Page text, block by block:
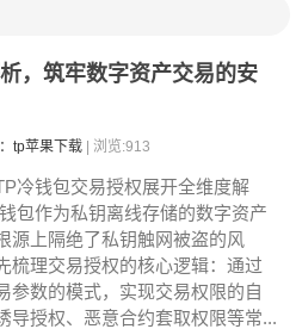
，筑牢数字资产交易的安
tp苹果下载 | 浏览:913
冷钱包交易授权展开全维度解
包作为私钥离线存储的数字资产
源上隔绝了私钥触网被盗的风
梳理交易授权的核心逻辑：通过
参数的模式，实现交易权限的自
导授权、恶意合约套取权限等常...